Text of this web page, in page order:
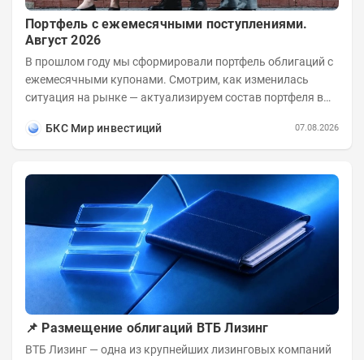
Портфель с ежемесячными поступлениями.
Август 2026
В прошлом году мы сформировали портфель облигаций с
ежемесячными купонами. Смотрим, как изменилась
ситуация на рынке — актуализируем состав портфеля в
БКС Мир инвестиций
07.08.2026
📌 Размещение облигаций ВТБ Лизинг
ВТБ Лизинг — одна из крупнейших лизинговых компаний